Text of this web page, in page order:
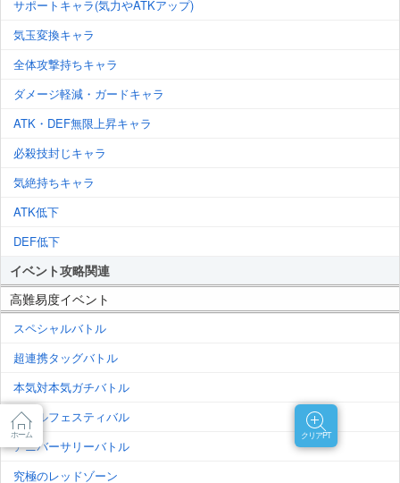
クリアPT
サポートキャラ(気力やATKアップ)
気玉変換キャラ
全体攻撃持ちキャラ
ダメージ軽減・ガードキャラ
ATK・DEF無限上昇キャラ
必殺技封じキャラ
気絶持ちキャラ
ATK低下
DEF低下
イベント攻略関連
高難易度イベント
スペシャルバトル
超連携タッグバトル
本気対本気ガチバトル
バトルフェスティバル
アニバーサリーバトル
究極のレッドゾーン
ホーム